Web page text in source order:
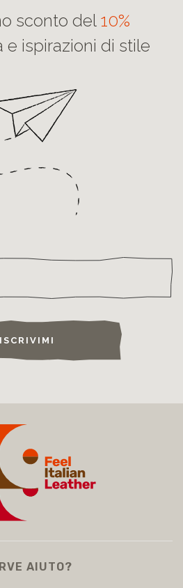
sconto del 10%
e ispirazioni di stile
ISCRIVIMI
AIUTO?